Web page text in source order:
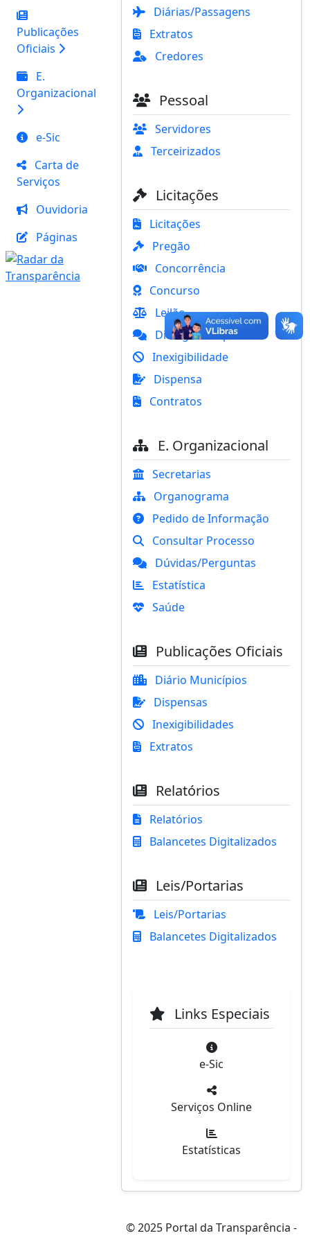
Publicações
Oficiais
E.
Organizacional
e-Sic
Carta de
Serviços
Ouvidoria
Páginas
Diárias/Passagens
Extratos
Credores
Pessoal
Servidores
Terceirizados
Licitações
Licitações
Pregão
Concorrência
Concurso
Leilão
Diálogo Competitivo
Inexigibilidade
Dispensa
Contratos
E. Organizacional
Secretarias
Organograma
Pedido de Informação
Consultar Processo
Dúvidas/Perguntas
Estatística
Saúde
Publicações Oficiais
Diário Municípios
Dispensas
Inexigibilidades
Extratos
Relatórios
Relatórios
Balancetes Digitalizados
Leis/Portarias
Leis/Portarias
Balancetes Digitalizados
Links Especiais
e-Sic
Serviços Online
Estatísticas
© 2025 Portal da Transparência -